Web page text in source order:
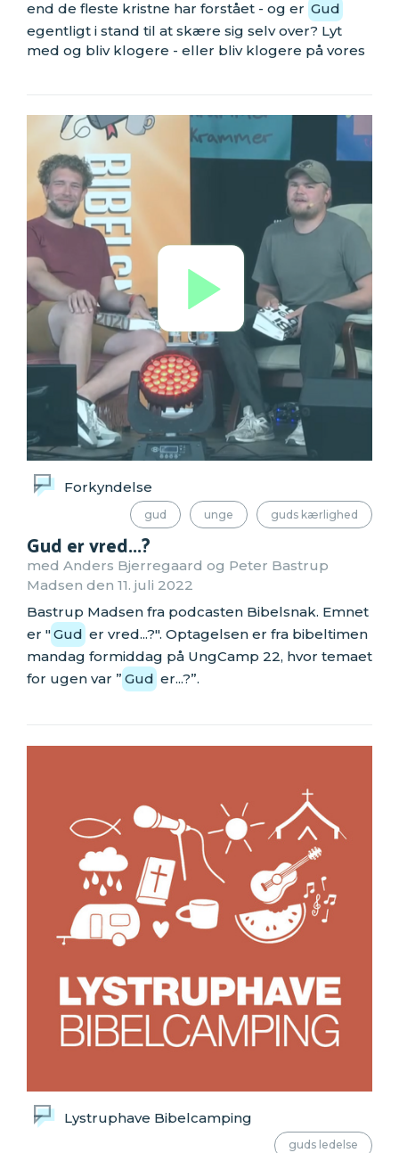
end de fleste kristne har forstået - og er Gud
egentligt i stand til at skære sig selv over? Lyt
med og bliv klogere - eller bliv klogere på vores
Forkyndelse
gud unge guds kærlighed
Gud er vred...?
med Anders Bjerregaard og Peter Bastrup
Madsen den 11. juli 2022
Bastrup Madsen fra podcasten Bibelsnak. Emnet
er "Gud er vred...?". Optagelsen er fra bibeltimen
mandag formiddag på UngCamp 22, hvor temaet
for ugen var ” Gud er...?”.
Lystruphave Bibelcamping
guds ledelse